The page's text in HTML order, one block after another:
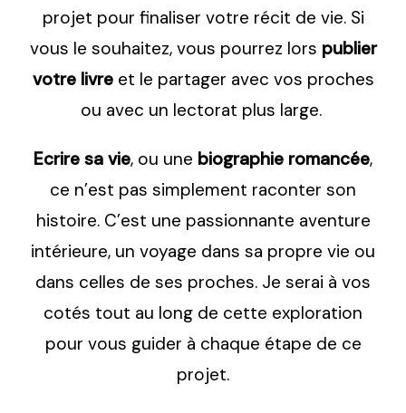
projet pour finaliser votre récit de vie. Si
vous le souhaitez, vous pourrez lors publier
votre livre et le partager avec vos proches
ou avec un lectorat plus large.
Ecrire sa vie, ou une biographie romancée,
ce n’est pas simplement raconter son
histoire. C’est une passionnante aventure
intérieure, un voyage dans sa propre vie ou
dans celles de ses proches. Je serai à vos
cotés tout au long de cette exploration
pour vous guider à chaque étape de ce
projet.